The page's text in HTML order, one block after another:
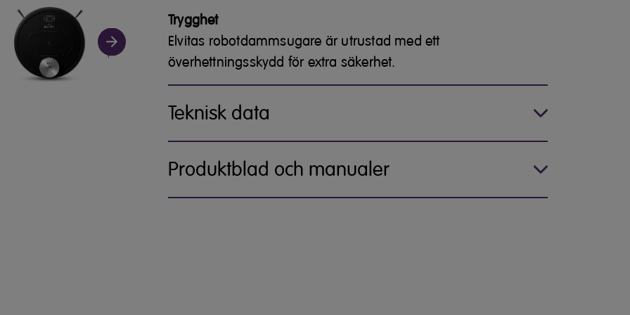
Trygghet
Elvitas robotdammsugare är utrustad med ett
överhettningsskydd för extra säkerhet.
Teknisk data
Produktblad och manualer